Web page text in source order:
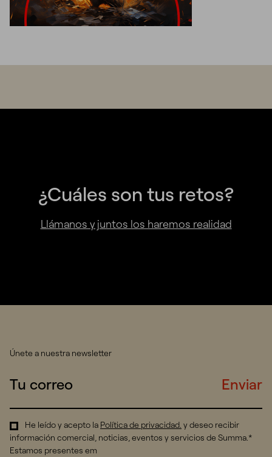
¿Cuáles son tus retos?
Llámanos y juntos los haremos realidad
Únete a nuestra newsletter
Enviar
He leído y acepto la Política de privacidad. y deseo recibir
información comercial, noticias, eventos y servicios de Summa.*
Estamos presentes em